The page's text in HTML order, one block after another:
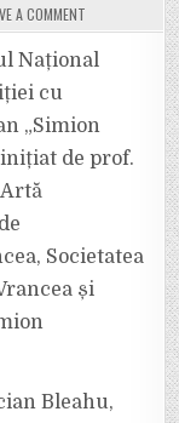
A COMMENT
„CENTENAR
BLEAHU”
LA
Național
cu
„Simion
de prof.
Societatea
și
Bleahu,